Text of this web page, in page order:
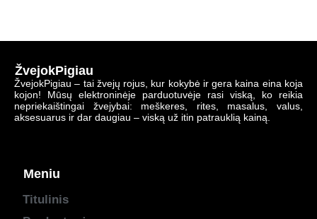
ŽvejokPigiau
ŽvejokPigiau – tai žvejų rojus, kur kokybė ir gera kaina eina koja
kojon! Mūsų elektroninėje parduotuvėje rasi viską, ko reikia
nepriekaištingai žvejybai: meškeres, rites, masalus, valus,
aksesuarus ir dar daugiau – viską už itin patrauklią kainą.
Meniu
Titulinis